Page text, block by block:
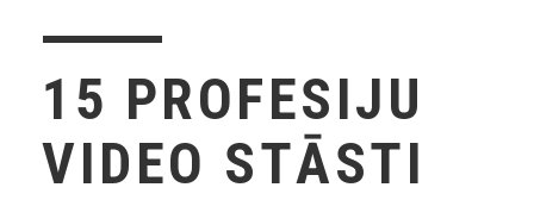
15 PROFESIJU
VIDEO STĀSTI